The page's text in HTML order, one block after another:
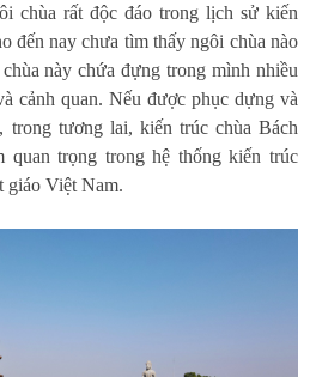
chùa rất độc đáo trong lịch sử kiến
đến nay chưa tìm thấy ngôi chùa nào
này chứa đựng trong mình nhiều
cảnh quan. Nếu được phục dựng và
trong tương lai, kiến trúc chùa Bách
quan trọng trong hệ thống kiến trúc
giáo Việt Nam.